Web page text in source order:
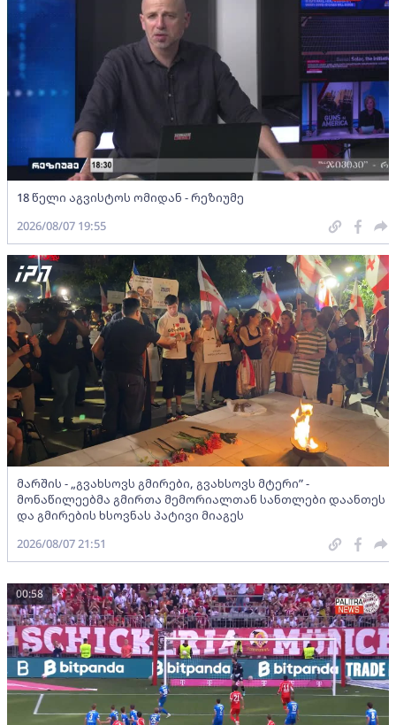
18 წელი აგვისტოს ომიდან - რეზიუმე
2026/08/07 19:55
მარშის - „გვახსოვს გმირები, გვახსოვს მტერი” -
მონაწილეებმა გმირთა მემორიალთან სანთლები დაანთეს
და გმირების ხსოვნას პატივი მიაგეს
2026/08/07 21:51
00:58